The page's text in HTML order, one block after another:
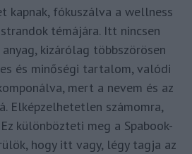
kapnak, fókuszálva a wellness
témájára. Itt nincsen
kizárólag többszörösen
és minőségi tartalom, valódi
mert a nevem és az
Elképzelhetetlen számomra,
különbözteti meg a Spabook-
hogy itt vagy, légy tagja az